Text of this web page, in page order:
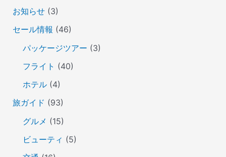
お知らせ(3)
セール情報 (46)
パッケージツアー (3)
フライト (40)
ホテル(4)
旅ガイド (93)
グルメ (15)
ビューティ (5)